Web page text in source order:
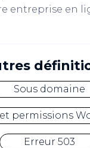
entreprise en
Sous domaine
permissions
Erreur 503